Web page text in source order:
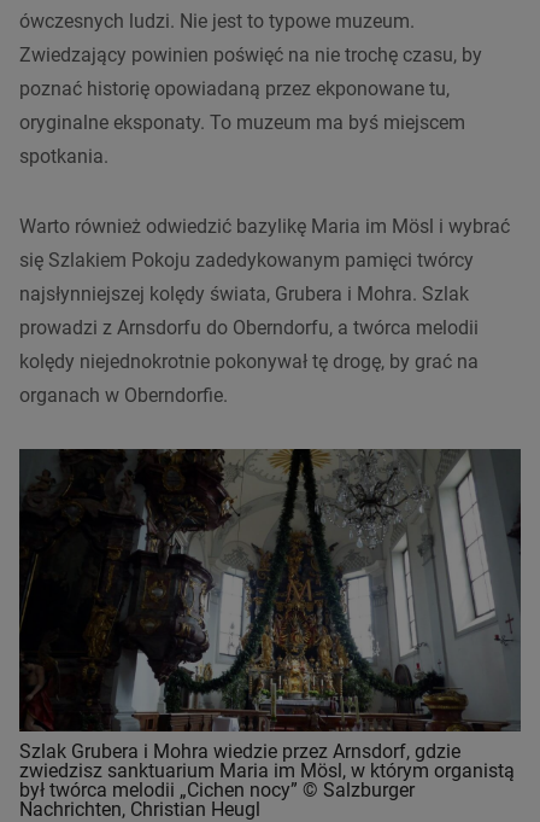
ówczesnych ludzi. Nie jest to typowe muzeum.
Zwiedzający powinien poświęć na nie trochę czasu, by
poznać historię opowiadaną przez ekponowane tu,
oryginalne eksponaty. To muzeum ma byś miejscem
spotkania.
Warto również odwiedzić bazylikę Maria im Mösl i wybrać
się Szlakiem Pokoju zadedykowanym pamięci twórcy
najsłynniejszej kolędy świata, Grubera i Mohra. Szlak
prowadzi z Arnsdorfu do Oberndorfu, a twórca melodii
kolędy niejednokrotnie pokonywał tę drogę, by grać na
organach w Oberndorfie.
Szlak Grubera i Mohra wiedzie przez Arnsdorf, gdzie
zwiedzisz sanktuarium Maria im Mösl, w którym organistą
był twórca melodii „Cichen nocy” © Salzburger
Nachrichten, Christian Heugl